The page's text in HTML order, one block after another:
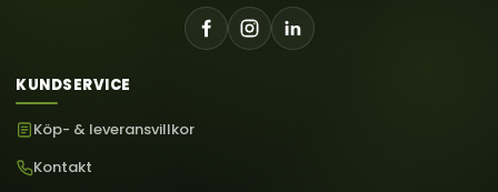
KUNDSERVICE
Köp- & leveransvillkor
Kontakt